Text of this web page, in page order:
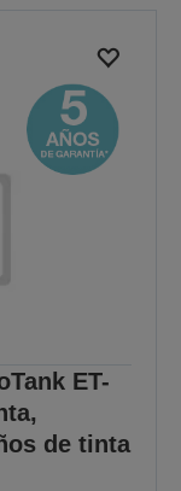
ET-
de tinta